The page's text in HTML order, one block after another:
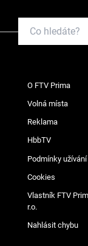
O FTV Prima
Volná místa
Reklama
HbbTV
Podmínky užívání
Cookies
Vlastník FTV
r.o.
Nahlásit chybu